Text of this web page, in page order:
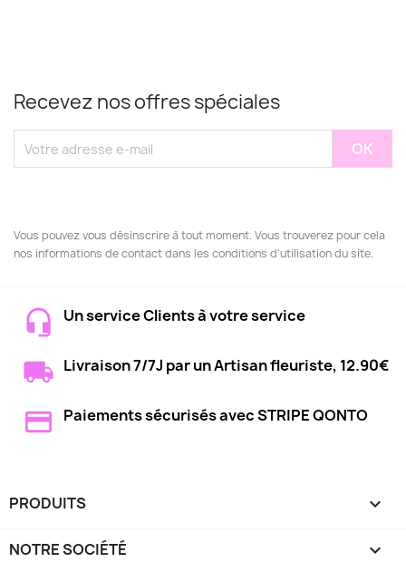
Recevez nos offres spéciales
Vous pouvez vous désinscrire à tout moment. Vous trouverez pour cela
nos informations de contact dans les conditions d'utilisation du site.
Un service Clients à votre service
Livraison 7/7J par un Artisan fleuriste, 12.90€
Paiements sécurisés avec STRIPE QONTO
PRODUITS 
NOTRE SOCIÉTÉ 